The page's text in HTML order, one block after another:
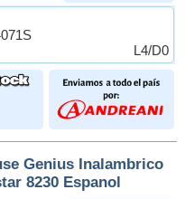
L4/D0
Genius Inalambrico
8230 Espanol